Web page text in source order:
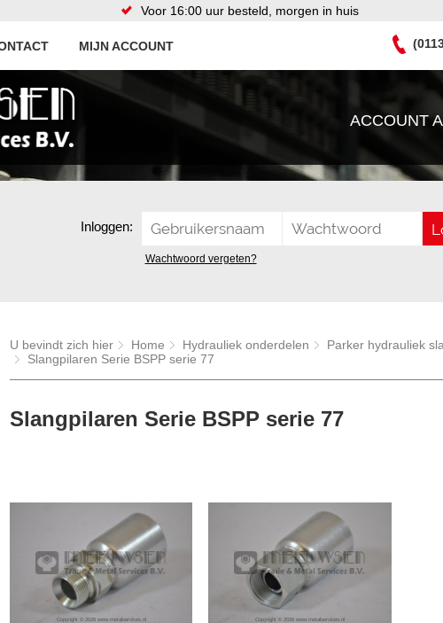
Voor 16:00 uur besteld, morgen in huis
MIJN ACCOUNT
ACCOUNT
Inloggen:
Wachtwoord vergeten?
U bevindt zich hier Home Hydrauliek onderdelen Parker hydrauliek
Slangpilaren Serie BSPP serie 77
Slangpilaren Serie BSPP serie 77
Copyright © 2026 www.metalservices.nl Copyright © 2026 www.metalservices.nl